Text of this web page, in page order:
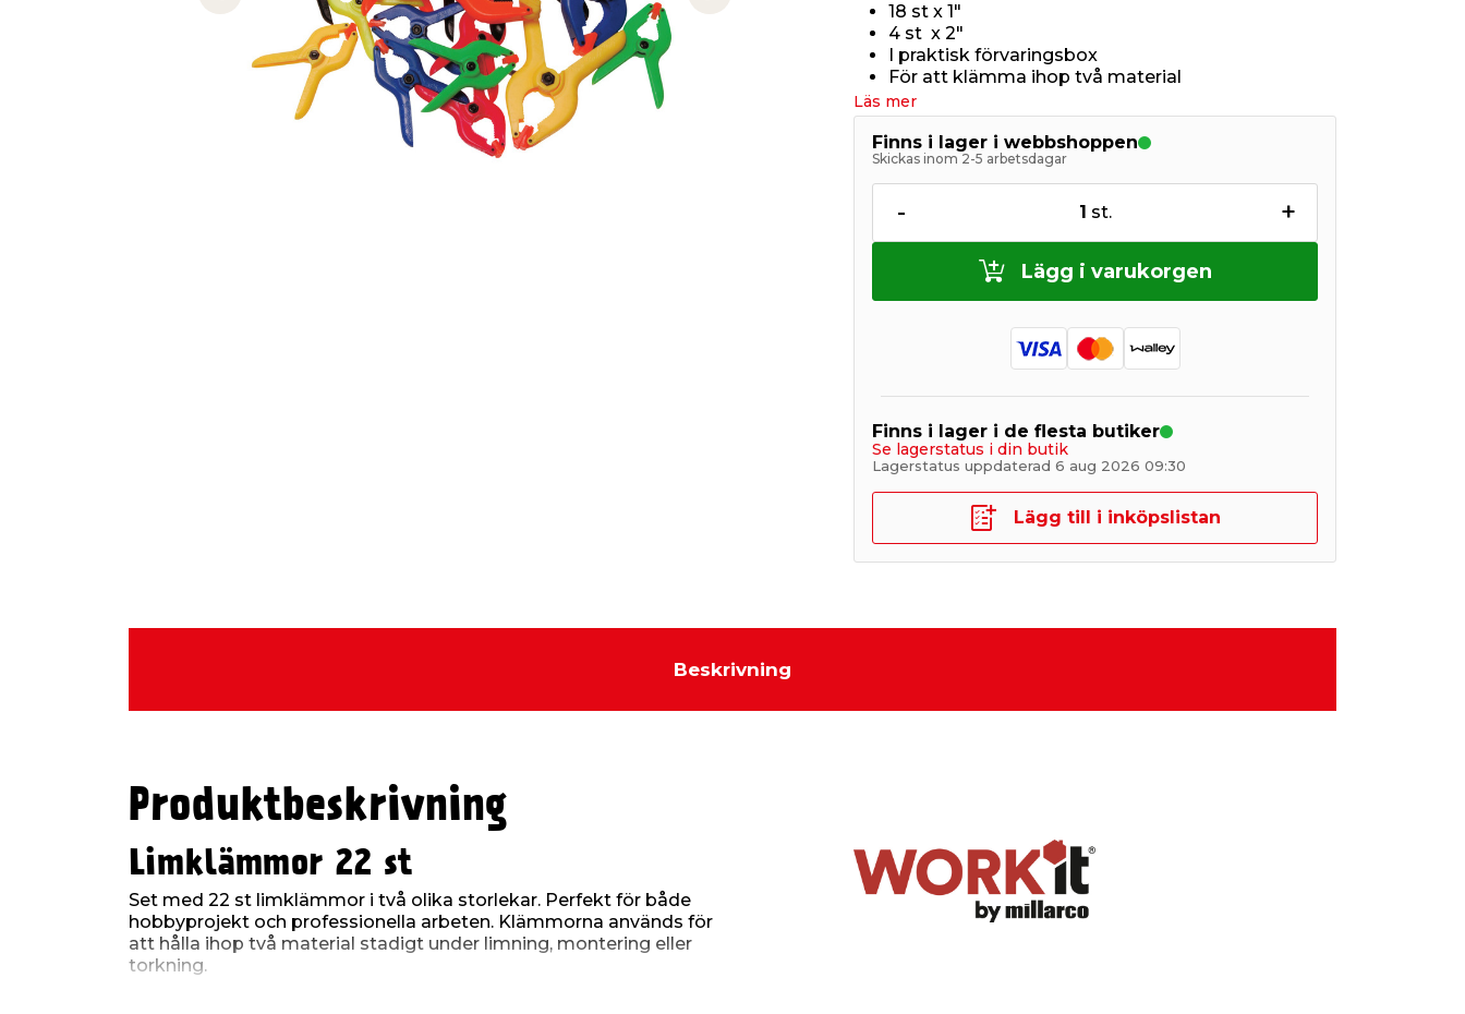
Previous slide Next slide
18 st x 1"
4 st x 2"
I praktisk förvaringsbox
För att klämma ihop två material
Läs mer
Finns i lager i webbshoppen
Skickas inom 2-5 arbetsdagar
- 1 st. +
Lägg i varukorgen
Finns i lager i de flesta butiker
Se lagerstatus i din butik
Lagerstatus uppdaterad 6 aug 2026 09:30
Lägg till i inköpslistan
Beskrivning
Produktbeskrivning
Limklämmor 22 st
Set med 22 st limklämmor i två olika storlekar. Perfekt för både
hobbyprojekt och professionella arbeten. Klämmorna används för
att hålla ihop två material stadigt under limning, montering eller
torkning.